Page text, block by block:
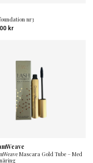
nr3
kr
Mascara Gold Tube – Med